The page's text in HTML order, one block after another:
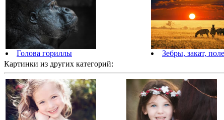
Голова гориллы Зебры, закат, поле
Картинки из других категорий: